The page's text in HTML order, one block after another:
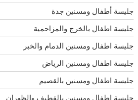
جليسة أطفال ومسنين جدة
جليسة اطفال بالخرج والمزاحمية
جليسة اطفال ومسنين الدمام والخبر
جليسة اطفال ومسنين الرياض
جليسة اطفال ومسنين بالقصيم
جليسة اطفال ومسنين بالقطيف والظهران